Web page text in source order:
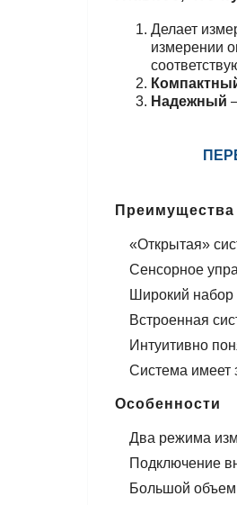
Делает
измерении
Надежный
Преимущества
«Открытая»
Сенсорное
Широкий набор
Встроенная
Интуитивно
Система имеет
Особенности
Два режима
Подключение
Большой